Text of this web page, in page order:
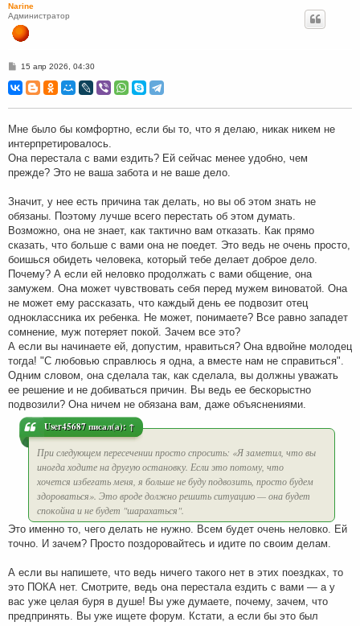
Narine
Администратор
С
о
б
и
е
15 апр 2026, 04:30
Мне было бы комфортно, если бы то, что я делаю, никак никем не
интерпретировалось.
Она перестала с вами ездить? Ей сейчас менее удобно, чем
прежде? Это не ваша забота и не ваше дело.
Значит, у нее есть причина так делать, но вы об этом знать не
обязаны. Поэтому лучше всего перестать об этом думать.
Возможно, она не знает, как тактично вам отказать. Как прямо
сказать, что больше с вами она не поедет. Это ведь не очень просто,
боишься обидеть человека, который тебе делает доброе дело.
Почему? А если ей неловко продолжать с вами общение, она
замужем. Она может чувствовать себя перед мужем виноватой. Она
не может ему рассказать, что каждый день ее подвозит отец
одноклассника их ребенка. Не может, понимаете? Все равно западет
сомнение, муж потеряет покой. Зачем все это?
А если вы начинаете ей, допустим, нравиться? Она вдвойне молодец
тогда! "С любовью справлюсь я одна, а вместе нам не справиться".
Одним словом, она сделала так, как сделала, вы должны уважать
ее решение и не добиваться причин. Вы ведь ее бескорыстно
подвозили? Она ничем не обязана вам, даже объяснениями.
User45687писал(а): ↑
При следующем пересечении просто спросить: «Я заметил, что вы
иногда ходите на другую остановку. Если это потому, что
хочется избегать меня, я больше не буду подвозить, просто будем
здороваться». Это вроде должно решить ситуацию — она будет
спокойна и не будет "шарахаться".
Это именно то, чего делать не нужно. Всем будет очень неловко. Ей
точно. И зачем? Просто поздоровайтесь и идите по своим делам.
А если вы напишете, что ведь ничего такого нет в этих поездках, то
это ПОКА нет. Смотрите, ведь она перестала ездить с вами — а у
вас уже целая буря в душе! Вы уже думаете, почему, зачем, что
предпринять. Вы уже ищете форум. Кстати, а если бы это был